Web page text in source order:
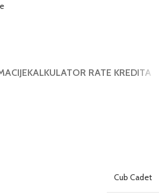
KALKULATOR RATE KREDITA
Cub Cadet